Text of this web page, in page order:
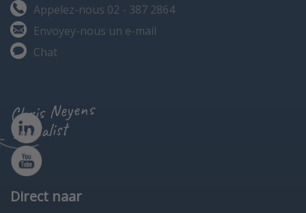
Appelez-nous 02 - 387 2864
Envoyey-nous un e-mail
Chat
Chris Neyens
specialist
Direct naar